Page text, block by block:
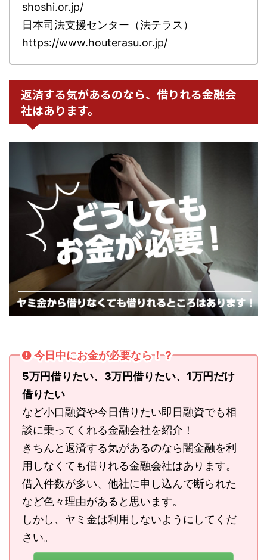
shoshi.or.jp/
日本司法支援センター（法テラス）
https://www.houterasu.or.jp/
返済する気があるのなら、借りれる金融会
社はあります。
今日中にお金が必要なら！？
5万円借りたい、3万円借りたい、1万円だけ
借りたい
など小口融資や今日借りたい即日融資でも相
談に乗ってくれる金融会社を紹介！
きちんと返済する気があるのなら闇金融を利
用しなくても借りれる金融会社はあります。
借入件数が多い、他社に申し込んで断られた
など色々理由があると思います。
しかし、ヤミ金は利用しないようにしてくだ
さい。